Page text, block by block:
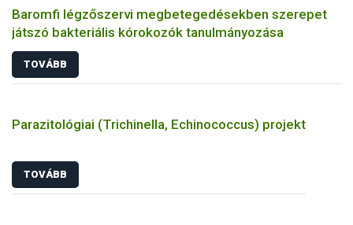
Baromfi légzőszervi megbetegedésekben szerepet
játszó bakteriális kórokozók tanulmányozása
TOVÁBB
Parazitológiai (Trichinella, Echinococcus) projekt
TOVÁBB